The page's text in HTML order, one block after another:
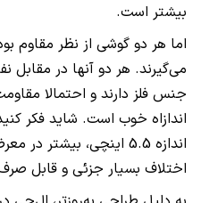
بیشتر است.
اما هر دو گوشی از نظر مقاوم
می‌گیرند. هر دو آنها در مقابل
جنس فلز دارند و احتمالا
اندازاه خوب است. شاید فکر
اندازه 5.5 اینچی،
اختلاف بسیار جزئی و قابل